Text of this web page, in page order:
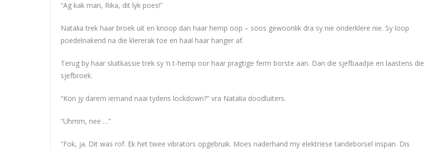
“Ag kak man, Rika, dit lyk poes!”
Natalia trek haar broek uit en knoop dan haar hemp oop – soos gewoonlik dra sy nie onderklere nie. Sy loop
poedelnakend na die klererak toe en haal haar hanger af.
Terug by haar sluitkassie trek sy ‘n t-hemp oor haar pragtige ferm borste aan. Dan die sjefbaadjie en laastens die
sjefbroek.
“Kon jy darem iemand naai tydens lockdown?” vra Natalia doodluiters.
“Uhmm, nee …”
“Fok, ja. Dit was rof. Ek het twee vibrators opgebruik. Moes naderhand my elektriese tandeborsel inspan. Dis